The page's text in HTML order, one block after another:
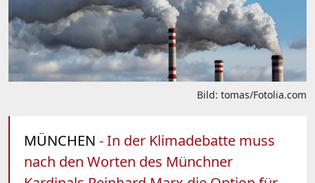
Bild: tomas/Fotolia.com
MÜNCHEN - In der Klimadebatte muss
nach den Worten des Münchner